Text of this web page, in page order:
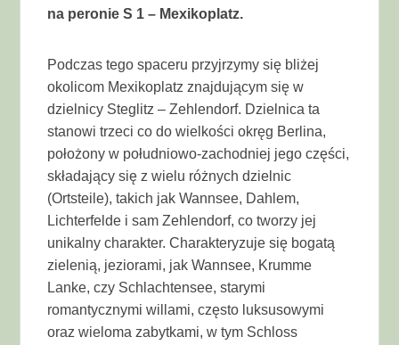
na peronie S 1 – Mexikoplatz.
Podczas tego spaceru przyjrzymy się bliżej
okolicom Mexikoplatz znajdującym się w
dzielnicy Steglitz – Zehlendorf. Dzielnica ta
stanowi trzeci co do wielkości okręg Berlina,
położony w południowo-zachodniej jego części,
składający się z wielu różnych dzielnic
(Ortsteile), takich jak Wannsee, Dahlem,
Lichterfelde i sam Zehlendorf, co tworzy jej
unikalny charakter. Charakteryzuje się bogatą
zielenią, jeziorami, jak Wannsee, Krumme
Lanke, czy Schlachtensee, starymi
romantycznymi willami, często luksusowymi
oraz wieloma zabytkami, w tym Schloss